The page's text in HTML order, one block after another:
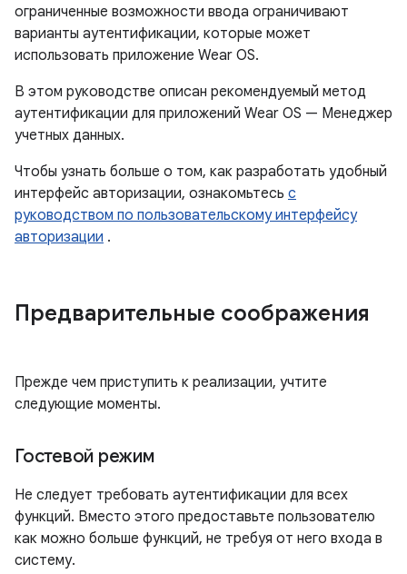
ограниченные возможности ввода ограничивают
варианты аутентификации, которые может
использовать приложение Wear OS.
В этом руководстве описан рекомендуемый метод
аутентификации для приложений Wear OS — Менеджер
учетных данных.
Чтобы узнать больше о том, как разработать удобный
интерфейс авторизации, ознакомьтесь с
руководством по пользовательскому интерфейсу
авторизации .
Предварительные соображения
Прежде чем приступить к реализации, учтите
следующие моменты.
Гостевой режим
Не следует требовать аутентификации для всех
функций. Вместо этого предоставьте пользователю
как можно больше функций, не требуя от него входа в
систему.